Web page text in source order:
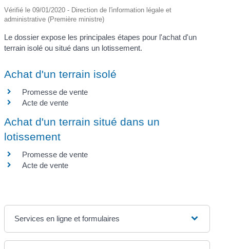
Vérifié le 09/01/2020 - Direction de l'information légale et
administrative (Première ministre)
Le dossier expose les principales étapes pour l'achat d'un
terrain isolé ou situé dans un lotissement.
Achat d'un terrain isolé
Promesse de vente
Acte de vente
Achat d'un terrain situé dans un
lotissement
Promesse de vente
Acte de vente
Services en ligne et formulaires